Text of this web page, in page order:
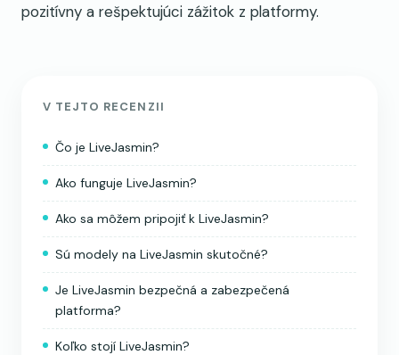
pozitívny a rešpektujúci zážitok z platformy.
V TEJTO RECENZII
Čo je LiveJasmin?
Ako funguje LiveJasmin?
Ako sa môžem pripojiť k LiveJasmin?
Sú modely na LiveJasmin skutočné?
Je LiveJasmin bezpečná a zabezpečená
platforma?
Koľko stojí LiveJasmin?